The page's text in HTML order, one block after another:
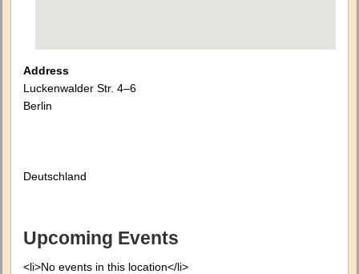
Address
Luckenwalder Str. 4–6
Berlin
Deutschland
Upcoming Events
<li>No events in this location</li>